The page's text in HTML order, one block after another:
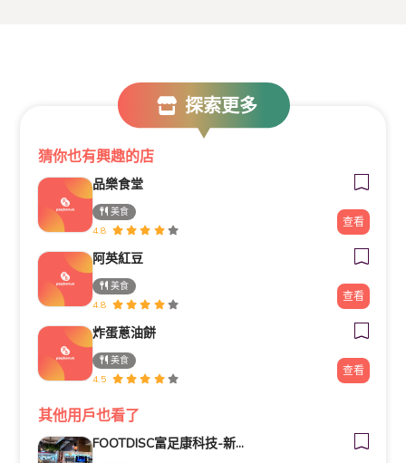
探索更多
猜你也有興趣的店
品樂食堂
美食
4.8
查看
阿英紅豆
美食
4.8
查看
炸蛋蔥油餅
美食
4.5
查看
其他用戶也看了
FOOTDISC富足康科技-新光三越-西門店